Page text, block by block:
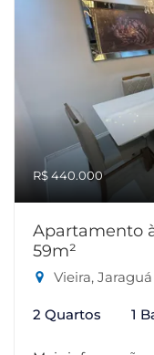
R$ 440.000
Apartamento
59m²
Vieira,
2 Quartos 1